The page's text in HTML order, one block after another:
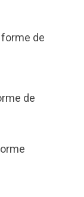
de